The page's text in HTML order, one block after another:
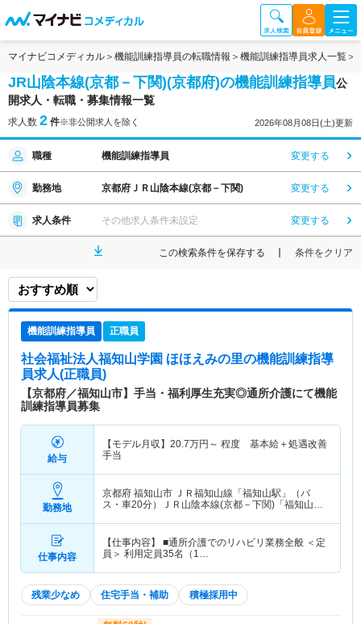
マイナビコメディカル 機能訓練指導員の転職情報 機能訓練指導員求人一覧
JR山陰本線(京都－下関)(京都府)の機能訓練指導員公
開求人・転職・募集情報一覧
求人数 2 件※非公開求人を除く 2026年08月08日(土)更新
職種 機能訓練指導員 変更する
勤務地 京都府ＪＲ山陰本線(京都－下関) 変更する
求人条件 その他求人条件未設定 変更する
この検索条件を保存する 条件をクリア
機能訓練指導員 正職員
社会福祉法人福知山学園 ほほえみの里の機能訓練指導
員求人(正職員)
【京都府／福知山市】手当・福利厚生充実◎通所介護にて機能
訓練指導員募集
給与
【モデル月収】 20.7万円～ 程度 基本給＋処遇改善
手当
勤務地
京都府 福知山市 ＪＲ福知山線「福知山駅」（バ
ス・車20分）ＪＲ山陰本線(京都－下関)「福知山
仕事内容
【仕事内容】 ■通所介護でのリハビリ業務全般 ＜定
員＞ 利用定員35名（1…
残業少なめ 住宅手当・補助 積極採用中